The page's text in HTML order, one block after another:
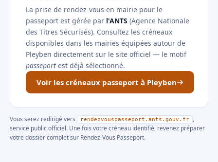
La prise de rendez-vous en mairie pour le
passeport est gérée par l'ANTS (Agence Nationale
des Titres Sécurisés). Consultez les créneaux
disponibles dans les mairies équipées autour de
Pleyben directement sur le site officiel — le motif
passeport est déjà sélectionné.
Voir les créneaux passeport à Pleyben
Vous serez redirigé vers rendezvouspasseport.ants.gouv.fr
,
service public officiel. Une fois votre créneau identifié, revenez préparer
votre dossier complet sur Rendez-Vous Passeport.